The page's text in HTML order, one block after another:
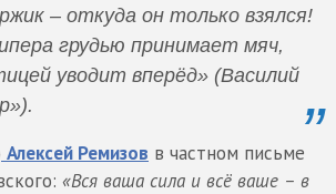
– откуда он только взялся!
грудью принимает мяч,
уводит вперёд» (Василий
Алексей Ремизов в частном письме
«Вся ваша сила и всё ваше – в